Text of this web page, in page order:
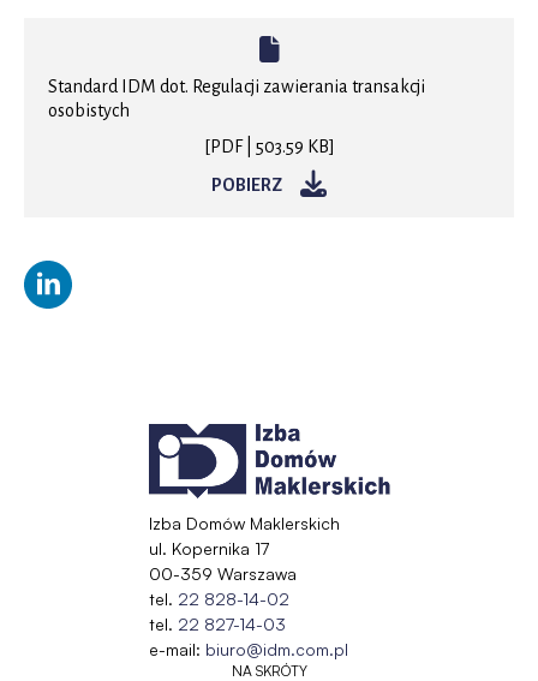
Standard IDM dot. Regulacji zawierania transakcji
osobistych
[PDF | 503.59 KB]
POBIERZ
Izba Domów Maklerskich
ul. Kopernika 17
00-359 Warszawa
tel. 22 828-14-02
tel. 22 827-14-03
e-mail: biuro@idm.com.pl
NA SKRÓTY